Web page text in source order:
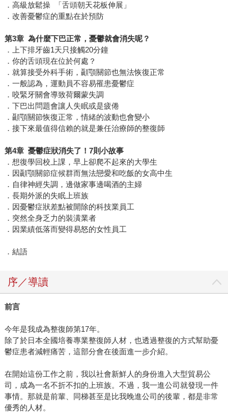
．高級放鬆操 「舌頭朝天花板伸展」
．改善憂鬱症的重點在於預防
第3章 為什麼下巴正常，憂鬱就會消失呢？
．上下排牙齒1天只接觸20分鐘
．你的舌頭現在位於何處？
．就算接受外科手術，顳顎關節也無法恢復正常
．一般認為，運動員不容易罹患憂鬱症
．咬緊牙關會導致荷爾蒙失調
．下巴出問題會讓人失眠或是疲倦
．顳顎關節恢復正常，情緒的波動也會變小
．接下來最值得信賴的就是兼任治療師的整復師
第4章 憂鬱症狀消失了！7則小故事
．想復學回校上課，早上卻爬不起來的大學生
．因顳顎關節症候群而無法戀愛和吃飯的女高中生
．自律神經失調，邊做家事邊喝酒的主婦
．長期外派的失眠上班族
．因憂鬱症狀差點被開除的科技業員工
．突然全身乏力的裝潢業者
．因業績低落而變得易怒的女性員工
．結語
序／導讀
前言
今年是我成為整復師第17年。
除了於日本全國培養專業整復師人材，也透過整復的方式幫助憂
鬱症患者減輕痛苦，這部分會在後面進一步介紹。
在開始這份工作之前，我以社會新鮮人的身份進入大型貿易公
司，成為一名不折不扣的上班族。不過，我一進公司就發現一件
事情。那就是前輩、同梯甚至是比我晚進公司的後輩，都是非常
優秀的人材。